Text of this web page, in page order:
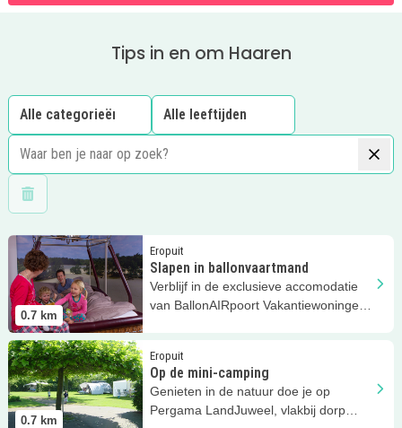
Tips in en om Haaren
Wis filters
0.7 km
Eropuit
Slapen in ballonvaartmand
Verblijf in de exclusieve accomodatie
van BallonAIRpoort Vakantiewoningen:
Lees meer Slapen in ballonvaartmand
0.7 km
Eropuit
Op de mini-camping
Genieten in de natuur doe je op
Pergama LandJuweel, vlakbij dorp
Lees meer Op de mini-camping